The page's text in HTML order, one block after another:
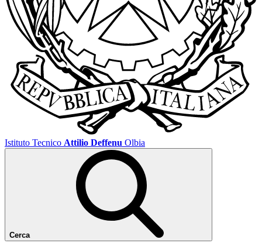
Istituto Tecnico Attilio Deffenu Olbia
Cerca